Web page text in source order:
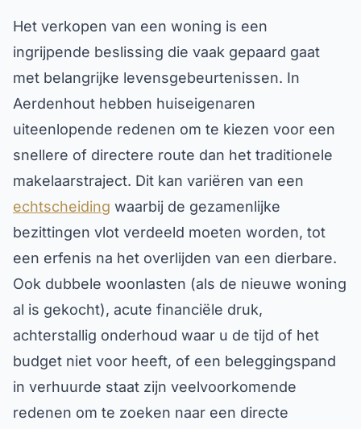
Het verkopen van een woning is een
ingrijpende beslissing die vaak gepaard gaat
met belangrijke levensgebeurtenissen. In
Aerdenhout hebben huiseigenaren
uiteenlopende redenen om te kiezen voor een
snellere of directere route dan het traditionele
makelaarstraject. Dit kan variëren van een
echtscheiding waarbij de gezamenlijke
bezittingen vlot verdeeld moeten worden, tot
een erfenis na het overlijden van een dierbare.
Ook dubbele woonlasten (als de nieuwe woning
al is gekocht), acute financiële druk,
achterstallig onderhoud waar u de tijd of het
budget niet voor heeft, of een beleggingspand
in verhuurde staat zijn veelvoorkomende
redenen om te zoeken naar een directe